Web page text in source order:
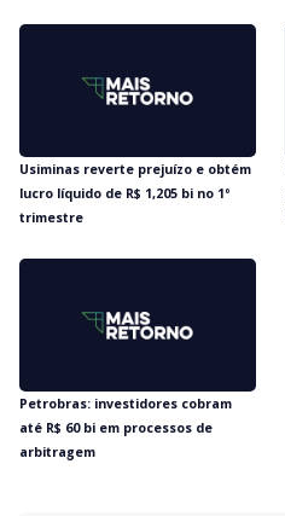
Usiminas reverte prejuízo e obtém
lucro líquido de R$ 1,205 bi no 1º
trimestre
Petrobras: investidores cobram
até R$ 60 bi em processos de
arbitragem